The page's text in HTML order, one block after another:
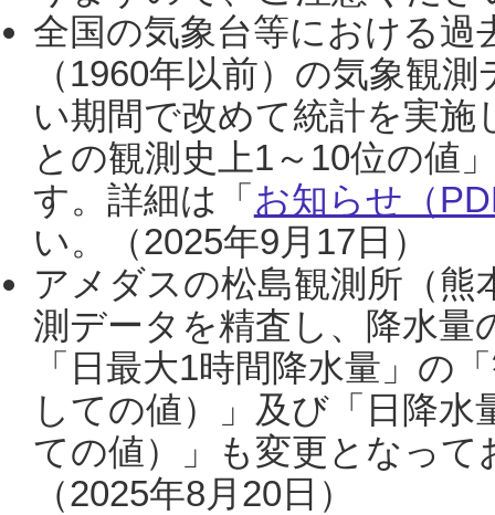
全国の気象台等における過
（1960年以前）の気象観
い期間で改めて統計を実
との観測史上1～10位の値
す。詳細は「 お知らせ（
い。（2025年9月17日）
アメダスの松島観測所（熊
測データを精査し、降水
「日最大1時間降水量」の
しての値）」及び「日降
ての値）」も変更となっ
（2025年8月20日）